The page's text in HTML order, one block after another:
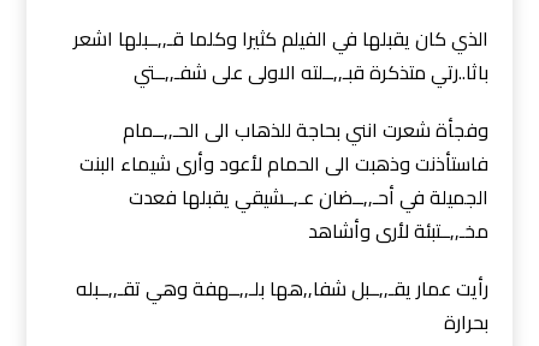
الذي كان يقبلها في الفيلم كثيرا وكلما قـ,,ــبلها اشعر
باثا..رتي متذكرة قبـ,,ــلته الاولى على شفـ,,ــتي
وفجأة شعرت انني بحاجة للذهاب الى الحـ,,ــمام
فاستأذنت وذهبت الى الحمام لأعود وأرى شيماء البنت
الجميلة في أحـ,,ــضان عـ,ــشيقي يقبلها فعدت
مخـ,,ــتبئة لأرى وأشاهد
رأيت عمار يقـ,,ــبل شفا,,هها بلـ,,ــهفة وهي تقـ,,ــبله
بحرارة